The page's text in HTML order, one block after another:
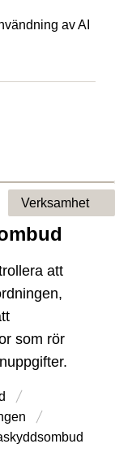
av AI
Verksamhet
att
som rör